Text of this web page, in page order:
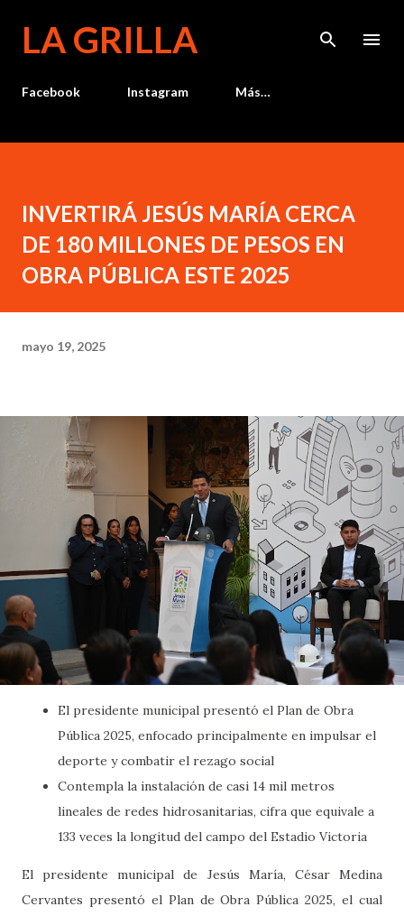
LA GRILLA
Facebook Instagram Más…
INVERTIRÁ JESÚS MARÍA CERCA
DE 180 MILLONES DE PESOS EN
OBRA PÚBLICA ESTE 2025
mayo 19, 2025
El presidente municipal presentó el Plan de Obra
Pública 2025, enfocado principalmente en impulsar el
deporte y combatir el rezago social
Contempla la instalación de casi 14 mil metros
lineales de redes hidrosanitarias, cifra que equivale a
133 veces la longitud del campo del Estadio Victoria
El presidente municipal de Jesús María, César Medina
Cervantes presentó el Plan de Obra Pública 2025, el cual